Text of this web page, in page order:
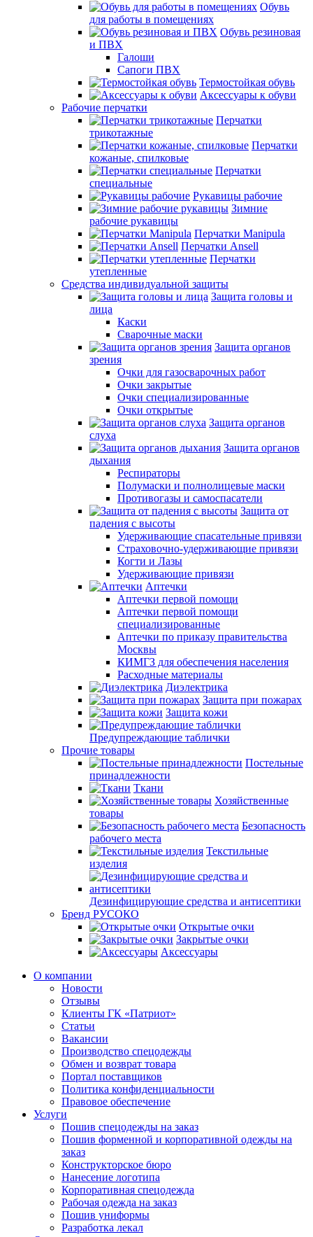
Обувь
для работы в помещениях
Обувь резиновая
и ПВХ
Галоши
Сапоги ПВХ
Термостойкая обувь
Аксессуары к обуви
Рабочие перчатки
Перчатки
трикотажные
Перчатки
кожаные, спилковые
Перчатки
специальные
Рукавицы рабочие
Зимние
рабочие рукавицы
Перчатки Manipula
Перчатки Ansell
Перчатки
утепленные
Средства индивидуальной защиты
Защита головы и
лица
Каски
Сварочные маски
Защита органов
зрения
Очки для газосварочных работ
Очки закрытые
Очки специализированные
Очки открытые
Защита органов
слуха
Защита органов
дыхания
Респираторы
Полумаски и полнолицевые маски
Противогазы и самоспасатели
Защита от
падения с высоты
Удерживающие спасательные привязи
Страховочно-удерживающие привязи
Когти и Лазы
Удерживающие привязи
Аптечки
Аптечки первой помощи
Аптечки первой помощи
специализированные
Аптечки по приказу правительства
Москвы
КИМГЗ для обеспечения населения
Расходные материалы
Диэлектрика
Защита при пожарах
Защита кожи
Предупреждающие таблички
Прочие товары
Постельные
принадлежности
Ткани
Хозяйственные
товары
Безопасность
рабочего места
Текстильные
изделия
Дезинфицирующие средства и антисептики
Бренд РУСОКО
Открытые очки
Закрытые очки
Аксессуары
О компании
Новости
Отзывы
Клиенты ГК «Патриот»
Статьи
Вакансии
Производство спецодежды
Обмен и возврат товара
Портал поставщиков
Политика конфиденциальности
Правовое обеспечение
Услуги
Пошив спецодежды на заказ
Пошив форменной и корпоративной одежды на
заказ
Конструкторское бюро
Нанесение логотипа
Корпоративная спецодежда
Рабочая одежда на заказ
Пошив униформы
Разработка лекал